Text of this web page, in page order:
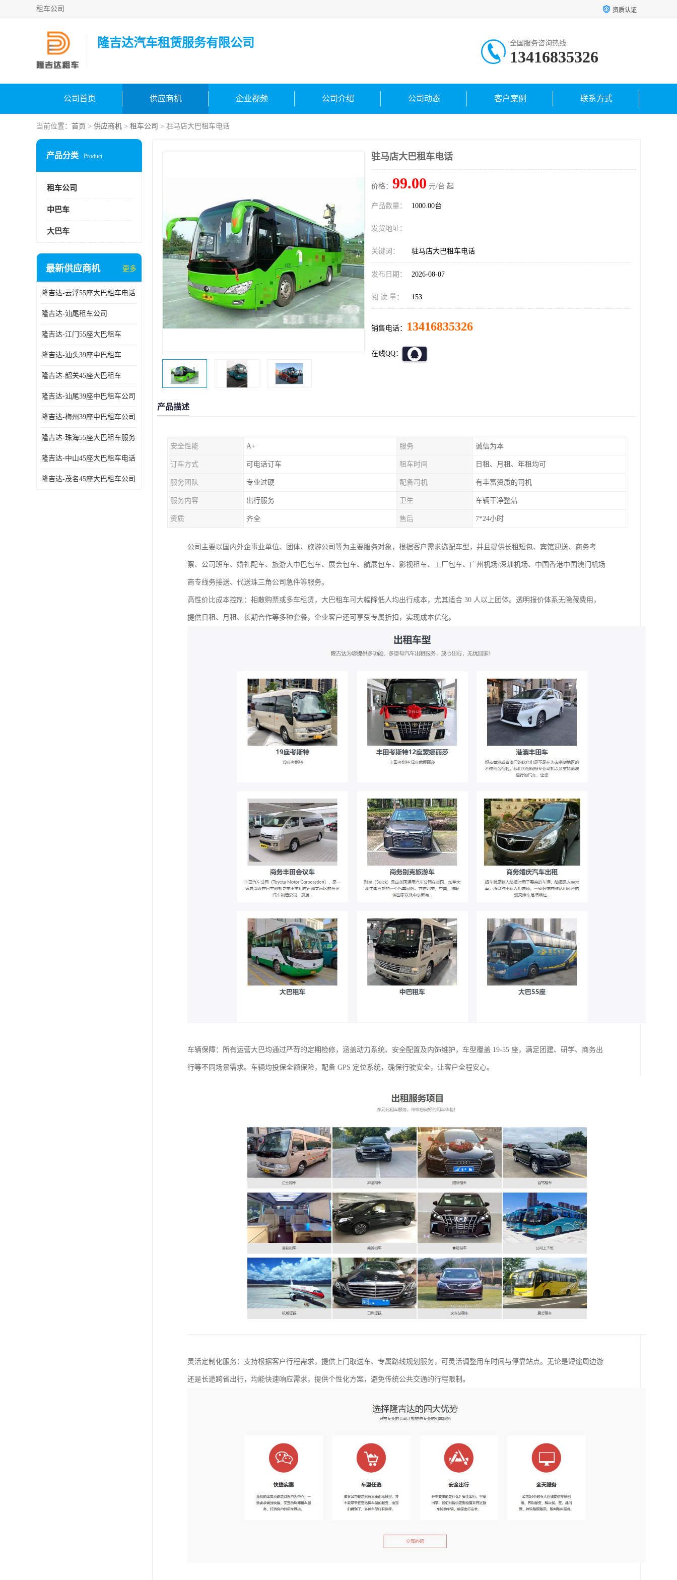
租车公司 资质认证
隆吉达汽车租赁服务有限公司 全国服务咨询热线:
13416835326
公司首页 供应商机 企业视频 公司介绍 公司动态 客户案例 联系方式
当前位置： 首页 > 供应商机 > 租车公司 > 驻马店大巴租车电话
产品分类 Product
租车公司
中巴车
大巴车
最新供应商机 更多
隆吉达-云浮55座大巴租车电话
隆吉达-汕尾租车公司
隆吉达-江门55座大巴租车
隆吉达-汕头39座中巴租车
隆吉达-韶关45座大巴租车
隆吉达-汕尾39座中巴租车公司
隆吉达-梅州39座中巴租车公司
隆吉达-珠海55座大巴租车服务
隆吉达-中山45座大巴租车电话
隆吉达-茂名45座大巴租车公司
驻马店大巴租车电话
价格： 99.00 元/台 起
产品数量： 1000.00台
发货地址：
关键词： 驻马店大巴租车电话
发布日期： 2026-08-07
阅 读 量： 153
销售电话： 13416835326
在线QQ：
产品描述
安全性能 A+ 服务 诚信为本
订车方式 可电话订车 租车时间 日租、月租、年租均可
服务团队 专业过硬 配备司机 有丰富资质的司机
服务内容 出行服务 卫生 车辆干净整洁
资质 齐全 售后 7*24小时
公司主要以国内外企事业单位、团体、旅游公司等为主要服务对象，根据客户需求选配车型，并且提供长租短包、宾馆迎送、商务考
察、公司班车、婚礼配车、旅游大中巴包车、展会包车、航展包车、影视租车、工厂包车、广州机场/深圳机场、中国香港中国澳门机场
商专线务接送、代送珠三角公司急件等服务。
高性价比成本控制：相散购票或多车租赁，大巴租车可大幅降低人均出行成本，尤其适合 30 人以上团体。透明报价体系无隐藏费用，
提供日租、月租、长期合作等多种套餐，企业客户还可享受专属折扣，实现成本优化。
车辆保障：所有运营大巴均通过严苛的定期检修，涵盖动力系统、安全配置及内饰维护，车型覆盖 19-55 座，满足团建、研学、商务出
行等不同场景需求。车辆均投保全额保险，配备 GPS 定位系统，确保行驶安全，让客户全程安心。
灵活定制化服务：支持根据客户行程需求，提供上门取送车、专属路线规划服务，可灵活调整用车时间与停靠站点。无论是短途周边游
还是长途跨省出行，均能快速响应需求，提供个性化方案，避免传统公共交通的行程限制。